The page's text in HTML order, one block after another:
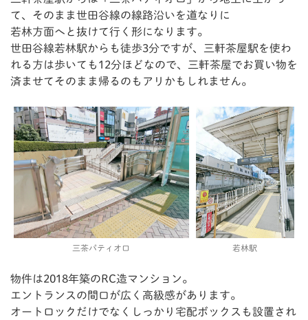
て、そのまま世田谷線の線路沿いを道なりに
若林方面へと抜けて行く形になります。
世田谷線若林駅からも徒歩3分ですが、三軒茶屋駅を使わ
れる方は歩いても12分ほどなので、三軒茶屋でお買い物を
済ませてそのまま帰るのもアリかもしれません。
三茶パティオ口 若林駅
物件は2018年築のRC造マンション。
エントランスの間口が広く高級感があります。
オートロックだけでなくしっかり宅配ボックスも設置され